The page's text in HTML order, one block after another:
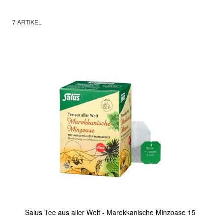
7ARTIKEL
Salus Tee aus aller Welt - Marokkanische Minzoase 15